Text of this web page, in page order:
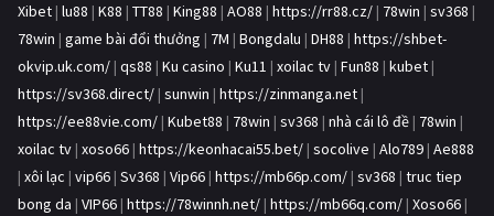
Xibet | lu88 | K88 | TT88 | King88 | AO88 | https://rr88.cz/ | 78win | sv368 |
78win | game bài đổi thưởng | 7M | Bongdalu | DH88 | https://shbet-
okvip.uk.com/ | qs88 | Ku casino | Ku11 | xoilac tv | Fun88 | kubet |
https://sv368.direct/ | sunwin | https://zinmanga.net |
https://ee88vie.com/ | Kubet88 | 78win | sv368 | nhà cái lô đề | 78win |
xoilac tv | xoso66 | https://keonhacai55.bet/ | socolive | Alo789 | Ae888
| xôi lạc | vip66 | Sv368 | Vip66 | https://mb66p.com/ | sv368 | truc tiep
bong da | VIP66 | https://78winnh.net/ | https://mb66q.com/ | Xoso66 |